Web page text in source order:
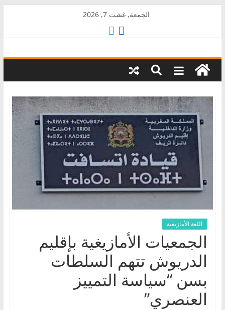
الجمعة, غشت 7, 2026
AkalPress
منبر
المغرب
اللغة الأمازيغية
الجمعيات الأمازيغية بإقليم
الدريوش تتهم السلطات
بسن “سياسة التمييز
العنصري”